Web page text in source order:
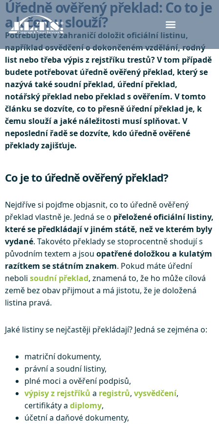
Úředně ověřený překlad: Co to je
a k čemu slouží?
Potřebujete v zahraničí doložit oficiální listinu,
například osvědčení o dokončeném vzdělání, rodný
list nebo třeba výpis z rejstříku trestů? V tom případě
budete potřebovat úředně ověřený překlad, který se
nazývá také soudní překlad, úřední překlad,
notářský překlad nebo překlad s ověřením. V tomto
článku se dozvíte, co to přesně úřední překlad je, k
čemu slouží a jaké náležitosti musí splňovat. V
neposlední řadě se dozvíte, kdo úředně ověřené
překlady zajišťuje.
Co je to úředně ověřený překlad?
Nejdříve si pojďme objasnit, co to úředně ověřený
překlad vlastně je. Jedná se o přeložené oficiální listiny,
které se předkládají v jiném státě, než ve kterém byly
vydané. Takovéto překlady se stoprocentně shodují s
původním textem a jsou opatřené doložkou a kulatým
razítkem se státním znakem. Pokud máte úřední
neboli soudní překlad, znamená to, že ho může cílová
země bez obav přijmout a má jistotu, že je doložená
listina pravá.
Jaké listiny se nejčastěji překládají? Jedná se zejména o:
matriční dokumenty,
právní a soudní listiny,
plné moci a ověření podpisů,
výpisy z rejstříků a registrů, vysvědčení,
certifikáty a diplomy,
účetní a daňové dokumenty,